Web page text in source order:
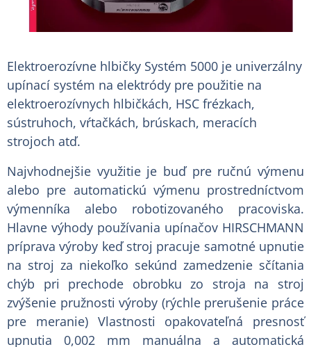
Elektroerozívne hlbičky Systém 5000 je univerzálny
upínací systém na elektródy pre použitie na
elektroerozívnych hlbičkách, HSC frézkach,
sústruhoch, vŕtačkách, brúskach, meracích
strojoch atď.
Najvhodnejšie využitie je buď pre ručnú výmenu
alebo pre automatickú výmenu prostredníctvom
výmenníka alebo robotizovaného pracoviska.
Hlavne výhody používania upínačov HIRSCHMANN
príprava výroby keď stroj pracuje samotné upnutie
na stroj za niekoľko sekúnd zamedzenie sčítania
chýb pri prechode obrobku zo stroja na stroj
zvýšenie pružnosti výroby (rýchle prerušenie práce
pre meranie) Vlastnosti opakovateľná presnosť
upnutia 0,002 mm manuálna a automatická